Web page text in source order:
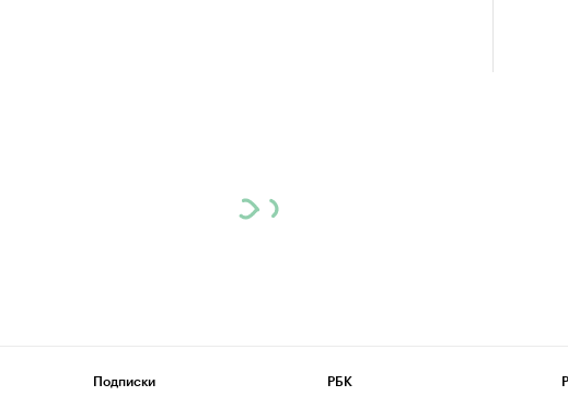
Подписки РБК